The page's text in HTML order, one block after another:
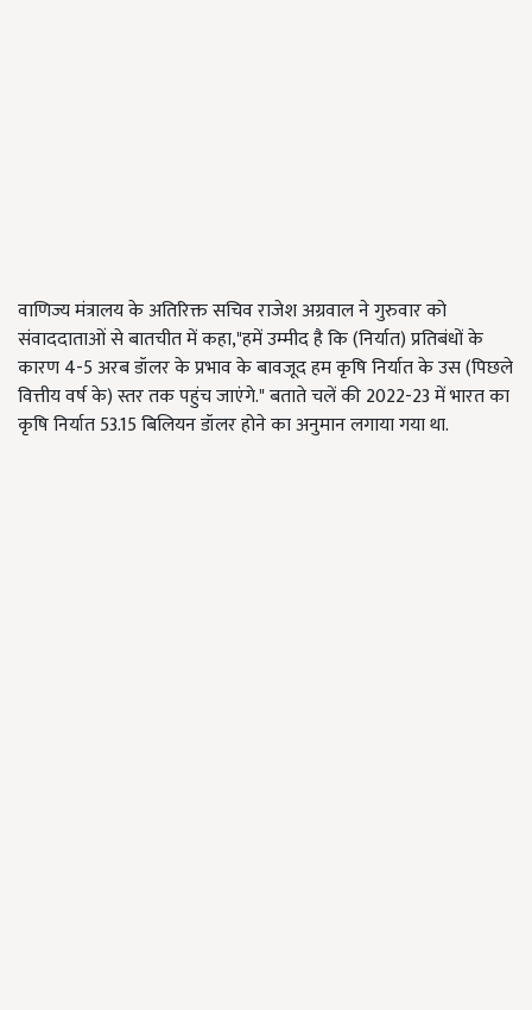
वाणिज्य मंत्रालय के अतिरिक्त सचिव राजेश अग्रवाल ने गुरुवार को
संवाददाताओं से बातचीत में कहा,"हमें उम्मीद है कि (निर्यात) प्रतिबंधों के
कारण 4-5 अरब डॉलर के प्रभाव के बावजूद हम कृषि निर्यात के उस (पिछले
वित्तीय वर्ष के) स्तर तक पहुंच जाएंगे." बताते चलें की 2022-23 में भारत का
कृषि निर्यात 53.15 बिलियन डॉलर होने का अनुमान लगाया गया था.